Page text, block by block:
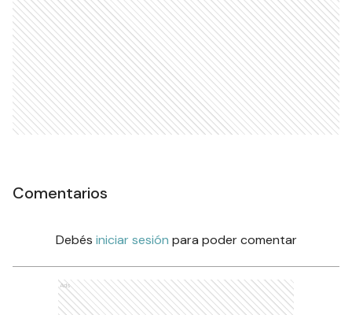
Comentarios
Debés iniciar sesión para poder comentar
Ads